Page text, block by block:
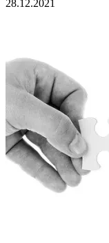
28.12.2021